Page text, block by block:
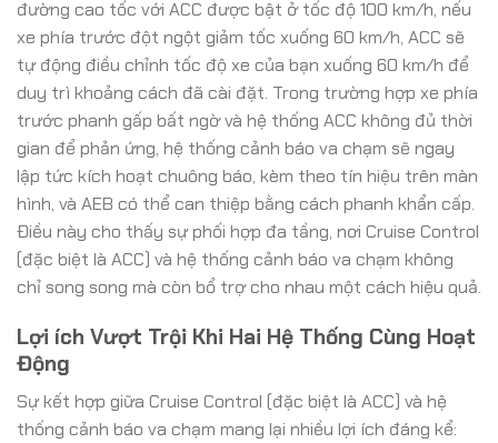
đường cao tốc với ACC được bật ở tốc độ 100 km/h, nếu
xe phía trước đột ngột giảm tốc xuống 60 km/h, ACC sẽ
tự động điều chỉnh tốc độ xe của bạn xuống 60 km/h để
duy trì khoảng cách đã cài đặt. Trong trường hợp xe phía
trước phanh gấp bất ngờ và hệ thống ACC không đủ thời
gian để phản ứng, hệ thống cảnh báo va chạm sẽ ngay
lập tức kích hoạt chuông báo, kèm theo tín hiệu trên màn
hình, và AEB có thể can thiệp bằng cách phanh khẩn cấp.
Điều này cho thấy sự phối hợp đa tầng, nơi Cruise Control
(đặc biệt là ACC) và hệ thống cảnh báo va chạm không
chỉ song song mà còn bổ trợ cho nhau một cách hiệu quả.
Lợi ích Vượt Trội Khi Hai Hệ Thống Cùng Hoạt
Động
Sự kết hợp giữa Cruise Control (đặc biệt là ACC) và hệ
thống cảnh báo va chạm mang lại nhiều lợi ích đáng kể: